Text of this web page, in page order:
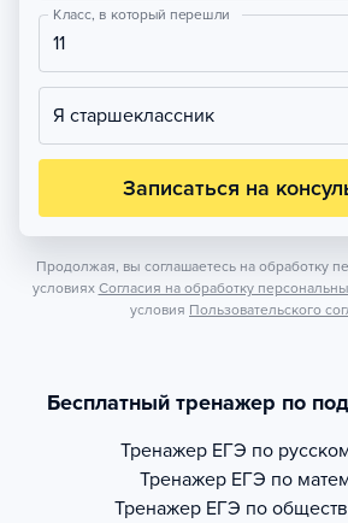
Класс, в который перешли
11
Я старшеклассник
Записаться на
Продолжая, вы соглашаетесь на обработку
условиях Согласия на обработку
условия Пользовательского
Бесплатный тренажер по
Тренажер ЕГЭ по
Тренажер ЕГЭ по
Тренажер ЕГЭ по